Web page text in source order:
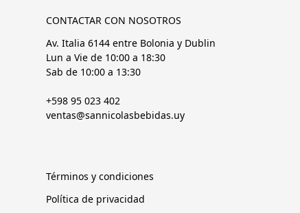
CONTACTAR CON NOSOTROS
Av. Italia 6144 entre Bolonia y Dublin
Lun a Vie de 10:00 a 18:30
Sab de 10:00 a 13:30
+598 95 023 402
ventas@sannicolasbebidas.uy
Términos y condiciones
Política de privacidad